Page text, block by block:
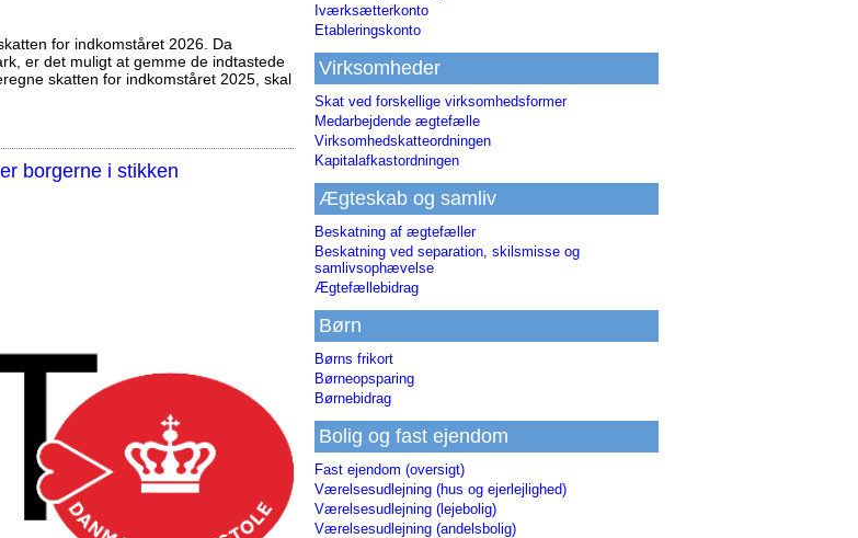
for indkomståret 2026. Da
er det muligt at gemme de indtastede
skatten for indkomståret 2025, skal
borgerne i stikken
Iværksætterkonto
Etableringskonto
Virksomheder
Skat ved forskellige virksomhedsformer
Medarbejdende ægtefælle
Virksomhedskatteordningen
Kapitalafkastordningen
Ægteskab og samliv
Beskatning af ægtefæller
Beskatning ved separation, skilsmisse og
samlivsophævelse
Ægtefællebidrag
Børn
Børns frikort
Børneopsparing
Børnebidrag
Bolig og fast ejendom
Fast ejendom (oversigt)
Værelsesudlejning (hus og ejerlejlighed)
Værelsesudlejning (lejebolig)
Værelsesudlejning (andelsbolig)